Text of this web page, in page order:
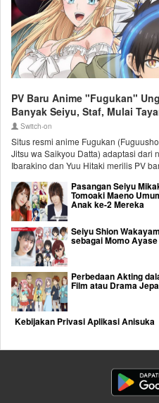
PV Baru Anime "Fugukan"
Banyak Seiyu, Staf, Mulai
Switch-on
Situs resmi anime Fugukan
Jitsu wa Saikyou Datta) adaptasi dari
Ibarakino dan Yuu Hitaki merilis PV
Pasangan Seiyu
Tomoaki Maeno
Anak ke-2 Mereka
Seiyu Shion
sebagai Momo
Perbedaan Akting
Film atau Drama
Kebijakan Privasi Aplikasi Anisuka